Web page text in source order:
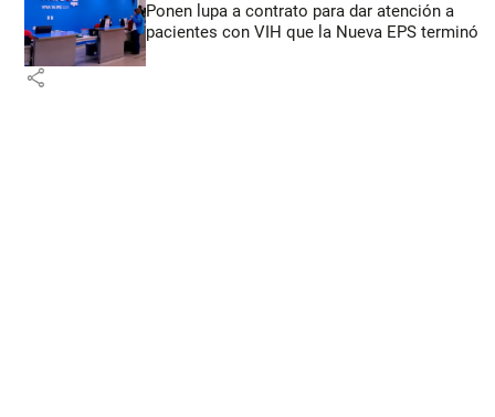
Ponen lupa a contrato para dar atención a
pacientes con VIH que la Nueva EPS terminó
share